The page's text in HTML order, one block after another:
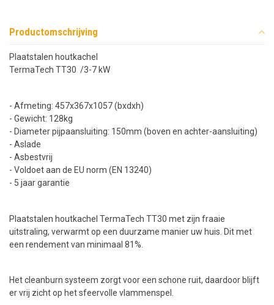
Productomschrijving
Plaatstalen houtkachel
TermaTech TT30 /3-7 kW
- Afmeting: 457x367x1057 (bxdxh)
- Gewicht: 128kg
- Diameter pijpaansluiting: 150mm (boven en achter-aansluiting)
- Aslade
- Asbestvrij
- Voldoet aan de EU norm (EN 13240)
- 5 jaar garantie
Plaatstalen houtkachel TermaTech TT30 met zijn fraaie
uitstraling, verwarmt op een duurzame manier uw huis. Dit met
een rendement van minimaal 81%.
Het cleanburn systeem zorgt voor een schone ruit, daardoor blijft
er vrij zicht op het sfeervolle vlammenspel.